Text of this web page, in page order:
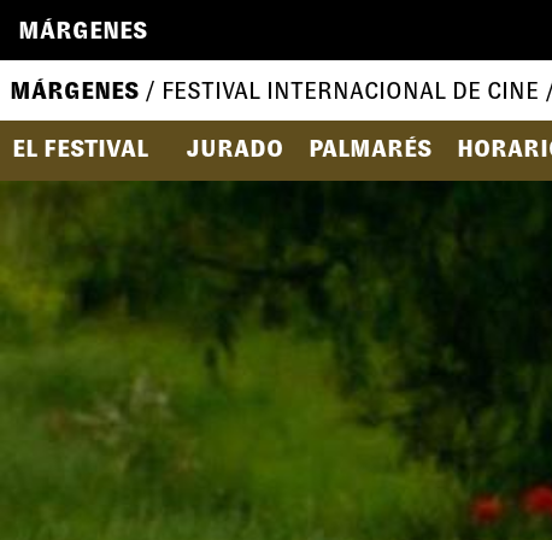
MÁRGENES
MÁRGENES / FESTIVAL INTERNACIONAL DE CINE
EL FESTIVAL JURADO PALMARÉS